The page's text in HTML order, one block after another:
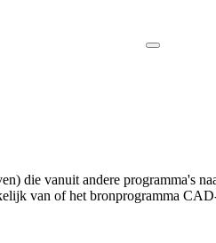
die vanuit andere programma's
van of het bronprogramma